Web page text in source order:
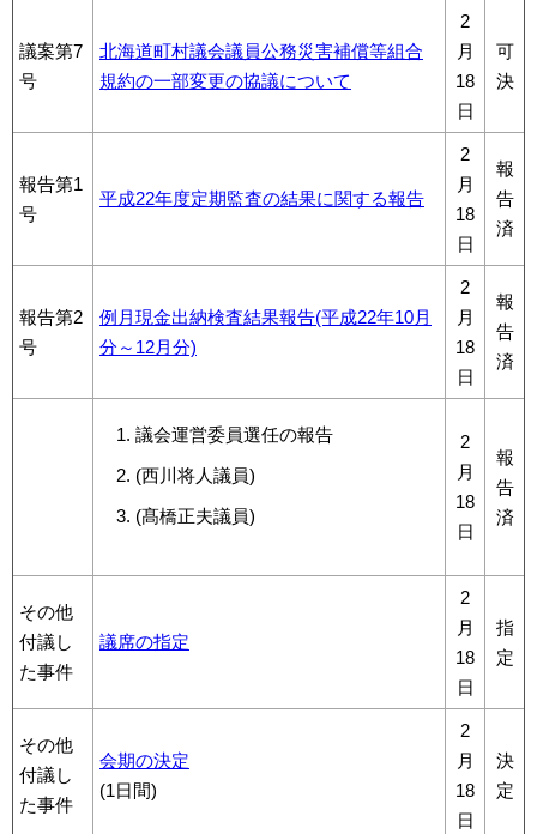
議案第7
号
北海道町村議会議員公務災害補償等組合
規約の一部変更の協議について
2
月
18
日
可
決
報告第1
号
平成22年度定期監査の結果に関する報告
2
月
18
日
報
告
済
報告第2
号
例月現金出納検査結果報告(平成22年10月
分～12月分)
2
月
18
日
報
告
済
議会運営委員選任の報告
(西川将人議員)
(髙橋正夫議員)
2
月
18
日
報
告
済
その他
付議し
た事件
議席の指定
2
月
18
日
指
定
その他
付議し
た事件
会期の決定
(1日間)
2
月
18
日
決
定